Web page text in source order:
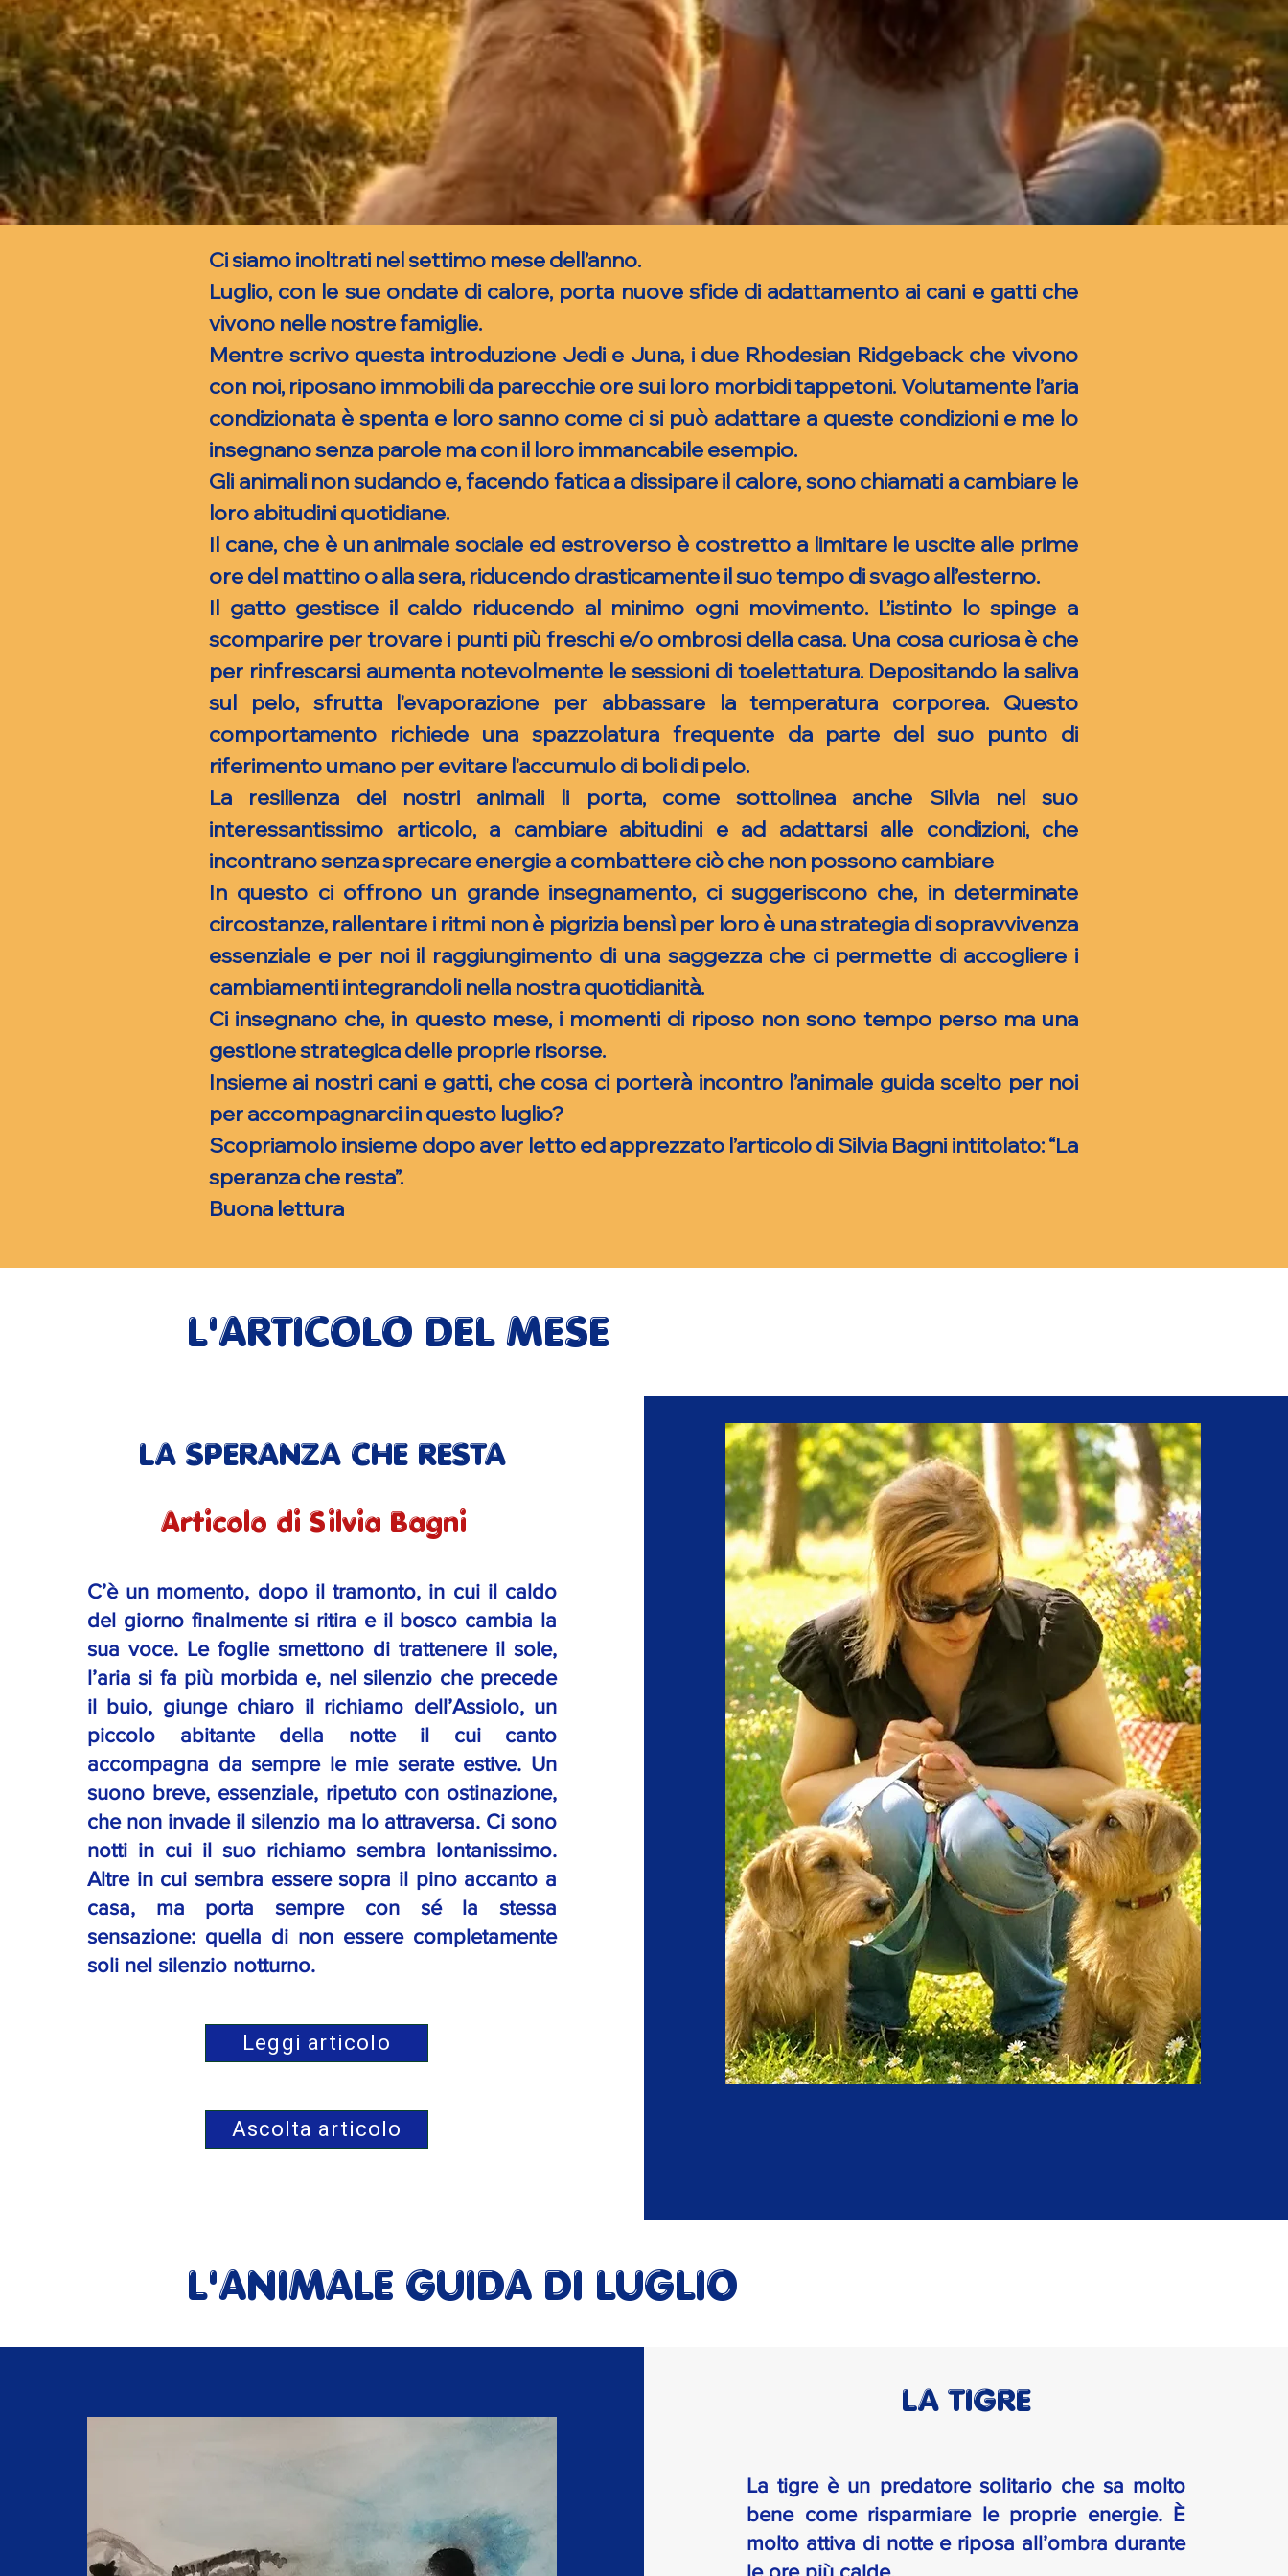
Ci siamo inoltrati nel settimo mese dell’anno.
Luglio, con le sue ondate di calore, porta nuove sfide di adattamento ai cani e gatti che
vivono nelle nostre famiglie.
Mentre scrivo questa introduzione Jedi e Juna, i due Rhodesian Ridgeback che vivono
con noi, riposano immobili da parecchie ore sui loro morbidi tappetoni. Volutamente l’aria
condizionata è spenta e loro sanno come ci si può adattare a queste condizioni e me lo
insegnano senza parole ma con il loro immancabile esempio.
Gli animali non sudando e, facendo fatica a dissipare il calore, sono chiamati a cambiare le
loro abitudini quotidiane.
Il cane, che è un animale sociale ed estroverso è costretto a limitare le uscite alle prime
ore del mattino o alla sera, riducendo drasticamente il suo tempo di svago all’esterno.
Il gatto gestisce il caldo riducendo al minimo ogni movimento. L’istinto lo spinge a
scomparire per trovare i punti più freschi e/o ombrosi della casa. Una cosa curiosa è che
per rinfrescarsi aumenta notevolmente le sessioni di toelettatura. Depositando la saliva
sul pelo, sfrutta l'evaporazione per abbassare la temperatura corporea. Questo
comportamento richiede una spazzolatura frequente da parte del suo punto di
riferimento umano per evitare l'accumulo di boli di pelo.
La resilienza dei nostri animali li porta, come sottolinea anche Silvia nel suo
interessantissimo articolo, a cambiare abitudini e ad adattarsi alle condizioni, che
incontrano senza sprecare energie a combattere ciò che non possono cambiare
In questo ci offrono un grande insegnamento, ci suggeriscono che, in determinate
circostanze, rallentare i ritmi non è pigrizia bensì per loro è una strategia di sopravvivenza
essenziale e per noi il raggiungimento di una saggezza che ci permette di accogliere i
cambiamenti integrandoli nella nostra quotidianità.
Ci insegnano che, in questo mese, i momenti di riposo non sono tempo perso ma una
gestione strategica delle proprie risorse.
Insieme ai nostri cani e gatti, che cosa ci porterà incontro l’animale guida scelto per noi
per accompagnarci in questo luglio?
Scopriamolo insieme dopo aver letto ed apprezzato l’articolo di Silvia Bagni intitolato: “La
speranza che resta”.
Buona lettura
L'ARTICOLO DEL MESE
LA SPERANZA CHE RESTA
Articolo di Silvia Bagni
C’è un momento, dopo il tramonto, in cui il caldo
del giorno finalmente si ritira e il bosco cambia la
sua voce. Le foglie smettono di trattenere il sole,
l’aria si fa più morbida e, nel silenzio che precede
il buio, giunge chiaro il richiamo dell’Assiolo, un
piccolo abitante della notte il cui canto
accompagna da sempre le mie serate estive. Un
suono breve, essenziale, ripetuto con ostinazione,
che non invade il silenzio ma lo attraversa. Ci sono
notti in cui il suo richiamo sembra lontanissimo.
Altre in cui sembra essere sopra il pino accanto a
casa, ma porta sempre con sé la stessa
sensazione: quella di non essere completamente
soli nel silenzio notturno.
Leggi articolo
Ascolta articolo
L'ANIMALE GUIDA DI LUGLIO
LA TIGRE
La tigre è un predatore solitario che sa molto
bene come risparmiare le proprie energie. È
molto attiva di notte e riposa all’ombra durante